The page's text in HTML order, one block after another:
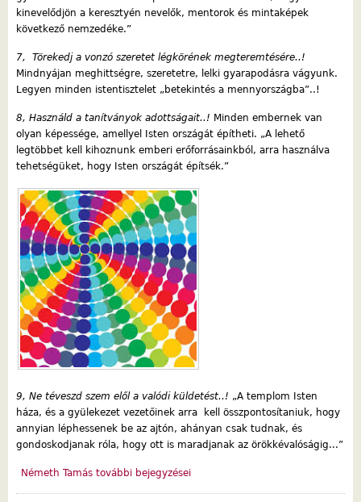
kinevelődjön a keresztyén nevelők, mentorok és mintaképek
következő nemzedéke.”
7, Törekedj a vonzó szeretet légkörének megteremtésére..!
Mindnyájan meghittségre, szeretetre, lelki gyarapodásra vágyunk.
Legyen minden istentisztelet „betekintés a mennyországba”..!
8, Használd a tanítványok adottságait..! Minden embernek van
olyan képessége, amellyel Isten országát építheti. „A lehető
legtöbbet kell kihoznunk emberi erőforrásainkból, arra használva
tehetségüket, hogy Isten országát építsék.”
9, Ne téveszd szem elől a valódi küldetést..! „A templom Isten
háza, és a gyülekezet vezetőinek arra kell összpontosítaniuk, hogy
annyian léphessenek be az ajtón, ahányan csak tudnak, és
gondoskodjanak róla, hogy ott is maradjanak az örökkévalóságig...”
Németh Tamás további bejegyzései